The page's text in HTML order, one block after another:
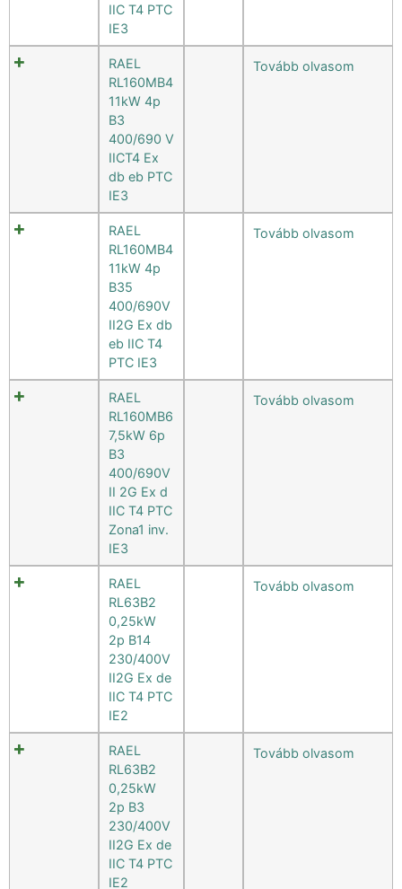
IIC T4 PTC
IE3
RAEL
RL160MB4
11kW 4p
B3
400/690 V
IICT4 Ex
db eb PTC
IE3
Tovább olvasom
RAEL
RL160MB4
11kW 4p
B35
400/690V
II2G Ex db
eb IIC T4
PTC IE3
Tovább olvasom
RAEL
RL160MB6
7,5kW 6p
B3
400/690V
II 2G Ex d
IIC T4 PTC
Zona1 inv.
IE3
Tovább olvasom
RAEL
RL63B2
0,25kW
2p B14
230/400V
II2G Ex de
IIC T4 PTC
IE2
Tovább olvasom
RAEL
RL63B2
0,25kW
2p B3
230/400V
II2G Ex de
IIC T4 PTC
IE2
Tovább olvasom